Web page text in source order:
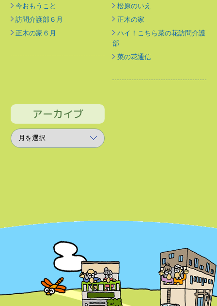
今おもうこと
訪問介護部６月
正木の家６月
松原のいえ
正木の家
ハイ！こちら菜の花訪問介護
部
菜の花通信
アーカイブ